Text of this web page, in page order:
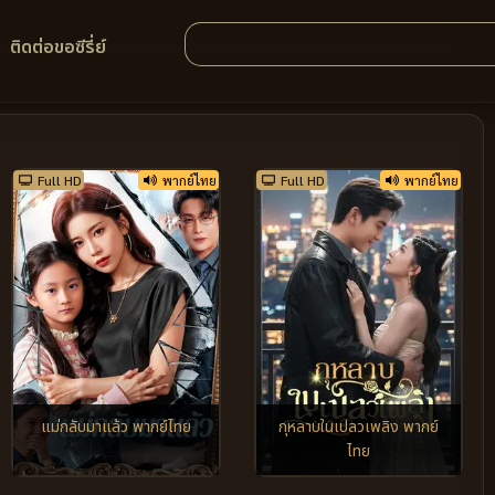
ติดต่อขอซีรี่ย์
Full HD พากย์ไทย
แม่กลับมาแล้ว พากย์ไทย
Full HD พากย์ไทย
กุหลาบในเปลวเพลิง พากย์
ไทย